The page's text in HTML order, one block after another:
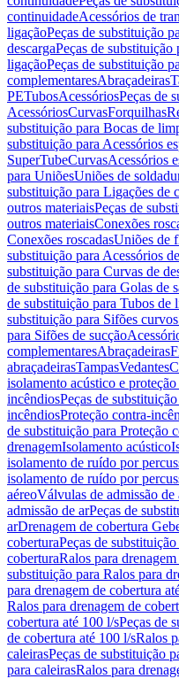
continuidadeAcessórios de
ligaçãoPeças de substituição
descargaPeças de substituição
ligaçãoPeças de substituição
complementaresAbraçadeiras
PETubosAcessóriosPeças de
AcessóriosCurvasForquilhas
substituição para Bocas de
substituição para Acessórios
SuperTubeCurvasAcessórios
para UniõesUniões de
substituição para Ligações de
outros materiaisPeças de
outros materiaisConexões
Conexões roscadasUniões de
substituição para Acessórios
substituição para Curvas de
de substituição para Golas de
de substituição para Tubos de
substituição para Sifões curvos
para Sifões de sucção
complementaresAbraçadeiras
abraçadeirasTampasVedantes
isolamento acústico e
incêndiosPeças de
incêndiosProteção contra-
de substituição para Proteção
drenagemIsolamento acústico
isolamento de ruído por
isolamento de ruído por
aéreoVálvulas de admissão de
admissão de arPeças de
arDrenagem de cobertura
coberturaPeças de
coberturaRalos para
substituição para Ralos para
para drenagem de cobertura
Ralos para drenagem de
cobertura até 100 l/sPeças de
de cobertura até 100 l/sRalos
caleirasPeças de substituição
para caleirasRalos para